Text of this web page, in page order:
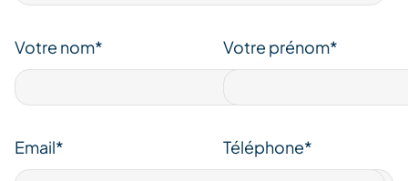
Votre nom* Votre prénom*
Email* Téléphone*